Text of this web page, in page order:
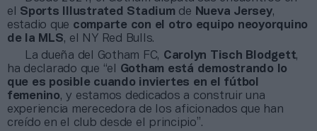
el Sports Illustrated Stadium de Nueva Jersey,
estadio que comparte con el otro equipo neoyorquino
de la MLS, el NY Red Bulls.
La dueña del Gotham FC, Carolyn Tisch Blodgett,
ha declarado que “el Gotham está demostrando lo
que es posible cuando inviertes en el fútbol
femenino, y estamos dedicados a construir una
experiencia merecedora de los aficionados que han
creído en el club desde el principio”.